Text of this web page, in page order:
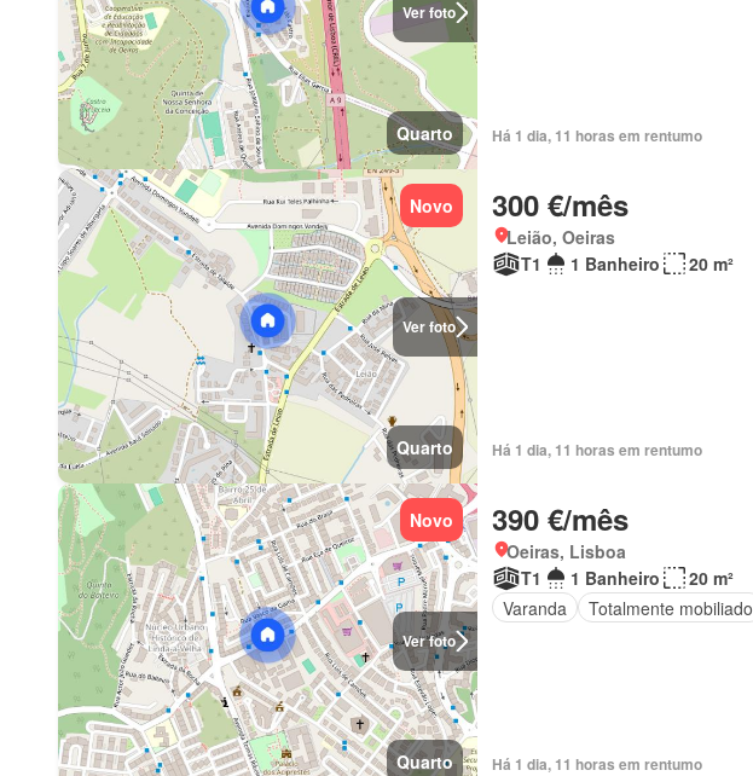
Ver foto
Quarto Há 1 dia, 11 horas em rentumo
Ver foto
Novo
Quarto
300 €/mês
Leião, Oeiras
T1
1 Banheiro 20 m²
Há 1 dia, 11 horas em rentumo
Ver foto
Novo
Quarto
390 €/mês
Oeiras, Lisboa
T1
1 Banheiro
20 m²
Varanda
Totalmente mobiliado
Há 1 dia, 11 horas em rentumo